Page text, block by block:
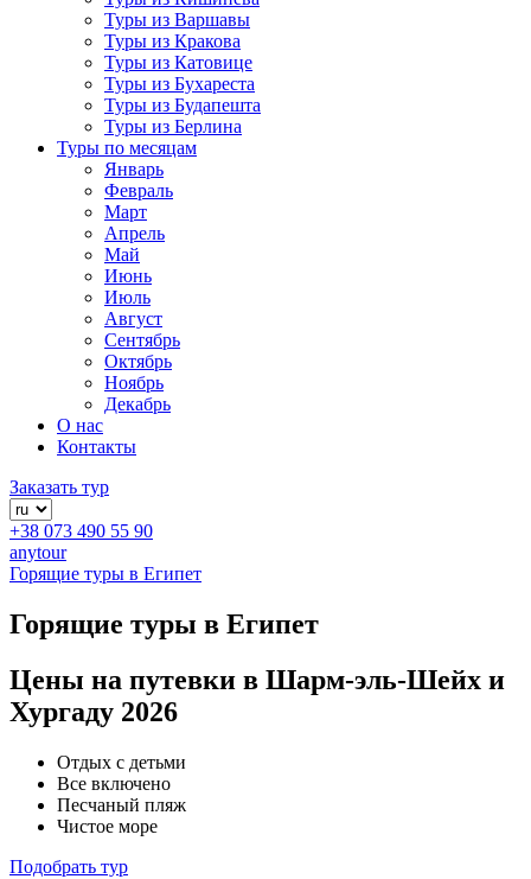
Туры из Варшавы
Туры из Кракова
Туры из Катовице
Туры из Бухареста
Туры из Будапешта
Туры из Берлина
Туры по месяцам
Январь
Февраль
Март
Апрель
Май
Июнь
Июль
Август
Сентябрь
Октябрь
Ноябрь
Декабрь
О нас
Контакты
Заказать тур
+38 073 490 55 90
anytour
Горящие туры в Египет
Горящие туры в Египет
Цены на путевки в Шарм-эль-Шейх и
Хургаду 2026
Отдых с детьми
Все включено
Песчаный пляж
Чистое море
Подобрать тур